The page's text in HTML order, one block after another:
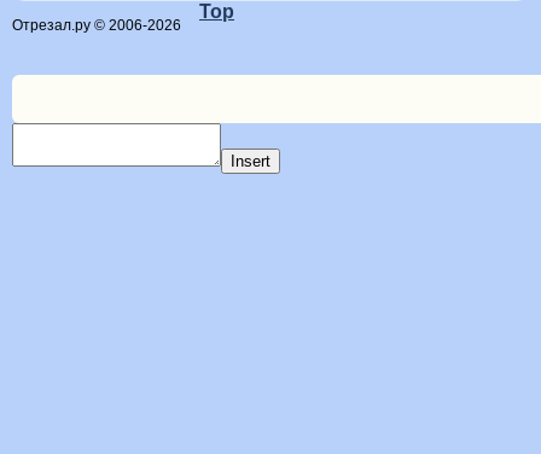
Отрезал.ру © 2006-2026
Top
Insert